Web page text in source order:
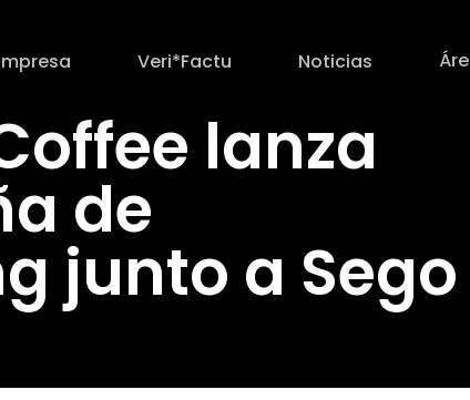
Veri*Factu Noticias
lanza
de
junto a Sego